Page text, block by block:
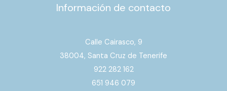
Información de contacto
Calle Cairasco, 9
38004, Santa Cruz de Tenerife
922 282 162
651 946 079